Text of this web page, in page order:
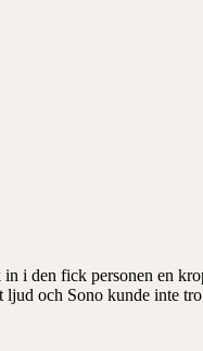
i den fick personen en
ljud och Sono kunde inte